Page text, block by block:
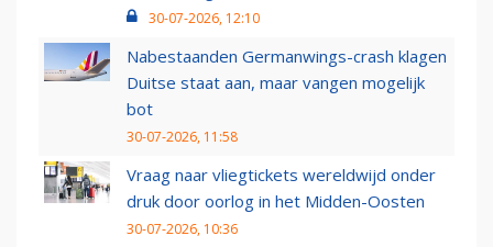
30-07-2026, 12:10
Nabestaanden Germanwings-crash klagen
Duitse staat aan, maar vangen mogelijk
bot
30-07-2026, 11:58
Vraag naar vliegtickets wereldwijd onder
druk door oorlog in het Midden-Oosten
30-07-2026, 10:36